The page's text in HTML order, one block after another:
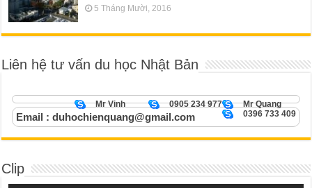
5 Tháng Mười, 2016
Liên hệ tư vấn du học Nhật Bản
Mr Quang
0905 234 977
Mr Vinh
0396 733 409
Email : duhochienquang@gmail.com
Clip